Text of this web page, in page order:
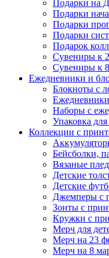
Подарки на
Подарки
Подарки
Подарки
Подарок
Сувениры к
Сувениры к
Ежедневники и
Блокноты с
Наборы с
Упаковка
Коллекции с
Бейсболки,
Вязаные
Детские
Детские
Джемперы с
Зонты с
Кружки с
Мерч для
Мерч на 23
Мерч на 8